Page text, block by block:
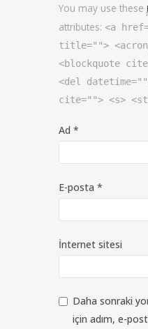
You may use these
attributes: <a
title="">
<blockquote
<del
cite=""> <s>
Ad *
E-posta *
İnternet sitesi
Daha sonraki
için adım, e-